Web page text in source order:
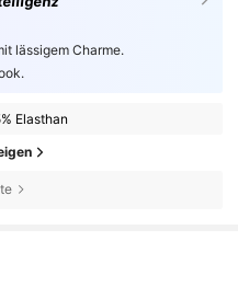
lässigem Charme.
Elasthan